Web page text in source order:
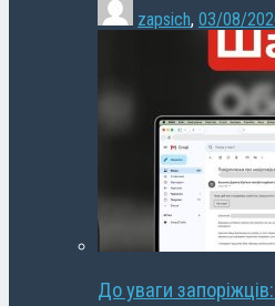
zapsich, 03/08/
До уваги